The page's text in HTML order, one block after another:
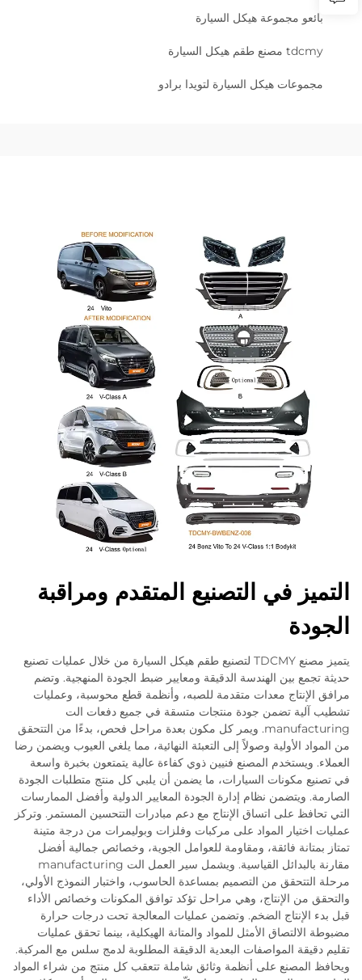
بائعو مجموعة هيكل السيارة
tdcmy مصنع طقم هيكل السيارة
مجموعات هيكل السيارة لتويدا برادو
التميز في التصنيع المتقدم ومراقبة
الجودة
يتميز مصنع TDCMY لتصنيع طقم هيكل السيارة من خلال عمليات تصنيع
حديثة تجمع بين الهندسة الدقيقة ومعايير ضبط الجودة المنهجية. وتضم
مرافق الإنتاج معدات متقدمة للصبه، وأنظمة قطع محوسبة، وعمليات
تشطيب آلية تضمن جودة منتجات متسقة في جميع دفعات الت
manufacturing. ويمر كل مكون بعدة مراحل فحص، بدءًا من التتحقق
من المواد الأولية وصولاً إلى التعبئة النهائية، مما يلغي العيوب ويضمن رضا
العملاء. ويستخدم المصنع فنيين ذوي كفاءة عالية يتمتعون بخبرة واسعة
في تصنيع مكونات السيارات، ما يضمن أن يلبي كل منتج متطلبات الجودة
الصارمة. ويتضمن نظام إدارة الجودة المعايير الدولية وأفضل الممارسات
التي تحافظ على اتساق الإنتاج مع دعم مبادرات التتحسين المستمر. وتركز
عمليات اختيار المواد على مركبات وفلزات وبوليمرات من درجة متينة
تمتاز بمتانة فائقة، ومقاومة للعوامل الجوية، وخصائص جمالية أفضل
مقارنة بالبدائل القياسية. ويشمل سير العمل الت manufacturing
مرحلة التتحقق من التصميم بمساعدة الحاسوب، واختبار النموذج الأولي،
والتحقق من الإنتاج، وهي مراحل تؤكد توافق المكونات وخصائص الأداء
قبل بدء الإنتاج الضخم. وتضمن عمليات المعالجة تحت درجات حرارة
مضبوطة الالتصاق الأمثل للمواد والمتانة الهيكلية، بينما تحقق عمليات
تقليم دقيقة المواصفات البعدية الدقيقة المطلوبة لدمج سلس مع المركبة.
ويحافظ المصنع على أنظمة وثائق شاملة تتعقب كل منتج من شراء المواد